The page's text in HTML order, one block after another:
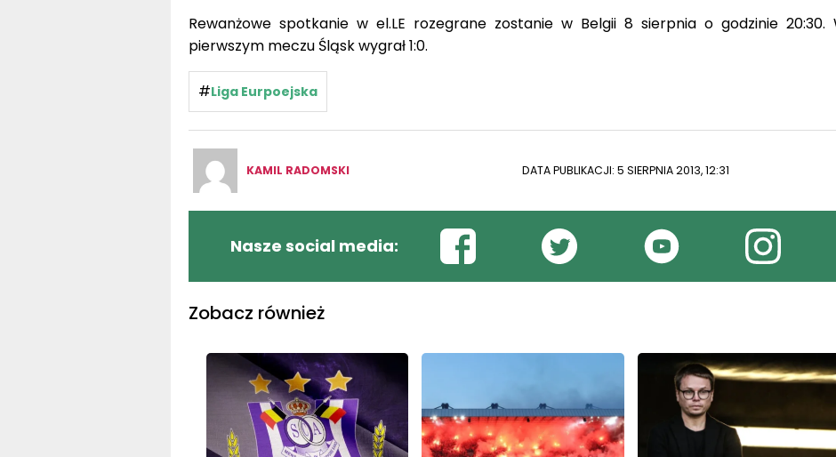
Rewanżowe spotkanie w el.LE rozegrane zostanie w Belgii 8 sierpnia o godzinie 20:30.
pierwszym meczu Śląsk wygrał 1:0.
#Liga Eurpoejska
KAMIL RADOMSKI DATA PUBLIKACJI: 5 SIERPNIA 2013, 12:31
Nasze social media:
Zobacz również